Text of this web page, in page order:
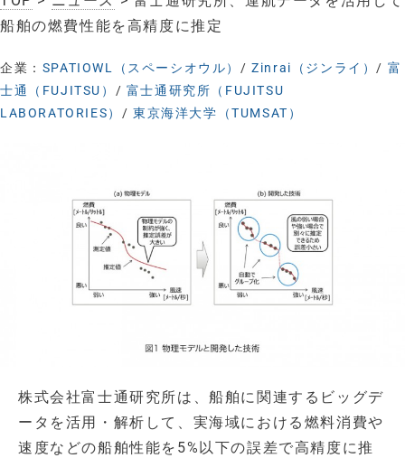
船舶の燃費性能を高精度に推定
企業： SPATIOWL（スペーシオウル）/Zinrai（ジンライ）/ 富
士通（FUJITSU） / 富士通研究所（FUJITSU
LABORATORIES） /東京海洋大学（TUMSAT）
株式会社富士通研究所は、船舶に関連するビッグデ
ータを活用・解析して、実海域における燃料消費や
速度などの船舶性能を5%以下の誤差で高精度に推